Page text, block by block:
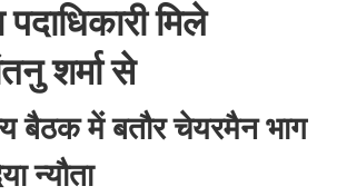
मिले
शर्मा से
बैठक में बतौर चेयरमैन भाग
न्यौता